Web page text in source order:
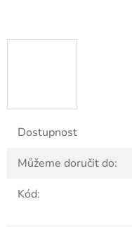
Dostupnost
Můžeme doručit do:
Kód: